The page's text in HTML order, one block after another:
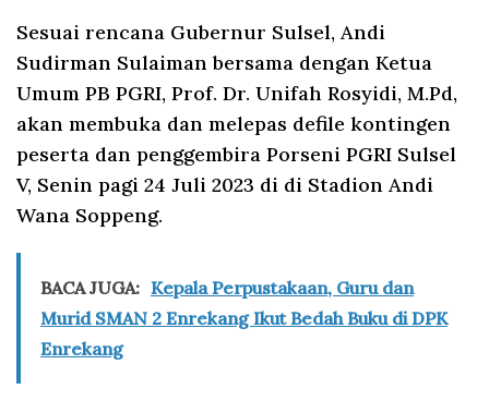
Sesuai rencana Gubernur Sulsel, Andi
Sudirman Sulaiman bersama dengan Ketua
Umum PB PGRI, Prof. Dr. Unifah Rosyidi, M.Pd,
akan membuka dan melepas defile kontingen
peserta dan penggembira Porseni PGRI Sulsel
V, Senin pagi 24 Juli 2023 di di Stadion Andi
Wana Soppeng.
BACA JUGA: Kepala Perpustakaan, Guru dan
Murid SMAN 2 Enrekang Ikut Bedah Buku di DPK
Enrekang